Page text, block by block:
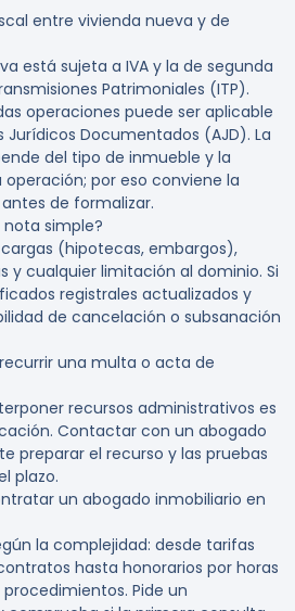
entre vivienda nueva y de
está sujeta a IVA y la de segunda
Patrimoniales (ITP).
operaciones puede ser aplicable
Documentados (AJD). La
del tipo de inmueble y la
por eso conviene la
de formalizar.
nota simple?
(hipotecas, embargos),
y cualquier limitación al dominio. Si
registrales actualizados y
de cancelación o subsanación
una multa o acta de
recursos administrativos es
Contactar con un abogado
preparar el recurso y las pruebas
plazo.
un abogado inmobiliario en
la complejidad: desde tarifas
hasta honorarios por horas
Pide un